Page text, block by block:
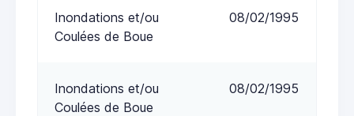
Inondations et/ou
Coulées de Boue
08/02/1995
Inondations et/ou
Coulées de Boue
08/02/1995